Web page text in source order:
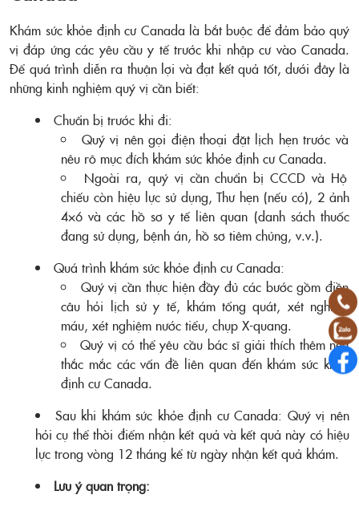
Khám sức khỏe định cư Canada là bắt buộc để đảm bảo quý
vị đáp ứng các yêu cầu y tế trước khi nhập cư vào Canada.
Để quá trình diễn ra thuận lợi và đạt kết quả tốt, dưới đây là
những kinh nghiệm quý vị cần biết:
Chuẩn bị trước khi đi:
Quý vị nên gọi điện thoại đặt lịch hẹn trước và
nêu rõ mục đích khám sức khỏe định cư Canada.
Ngoài ra, quý vị cần chuẩn bị CCCD và Hộ
chiếu còn hiệu lực sử dụng, Thư hẹn (nếu có), 2 ảnh
4×6 và các hồ sơ y tế liên quan (danh sách thuốc
đang sử dụng, bệnh án, hồ sơ tiêm chủng, v.v.).
Quá trình khám sức khỏe định cư Canada:
Quý vị cần thực hiện đầy đủ các bước gồm điền
câu hỏi lịch sử y tế, khám tổng quát, xét nghiệm
máu, xét nghiệm nước tiểu, chụp X-quang.
Quý vị có thể yêu cầu bác sĩ giải thích thêm nếu
thắc mắc các vấn đề liên quan đến khám sức khỏe
định cư Canada.
Sau khi khám sức khỏe định cư Canada: Quý vị nên
hỏi cụ thể thời điểm nhận kết quả và kết quả này có hiệu
lực trong vòng 12 tháng kể từ ngày nhận kết quả khám.
Lưu ý quan trọng: